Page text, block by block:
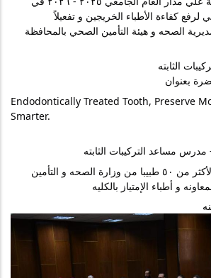
إطار دور الكلية المجتمعي لرفع كفاءة الأطباء الخريجين و تفعيلاً
الصحه و هيئة التأمين الصحي بالمحافظة
الثابته
بعنوان
Endodontically Treated Tooth, Preserve
Smarter.
مساعد التركيبات الثابته
و أطباء الإمتياز بالكليه